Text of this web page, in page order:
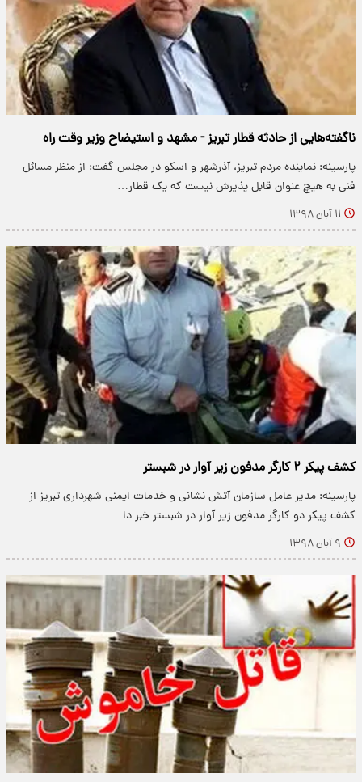
ناگفته‌هایی از حادثه قطار تبریز - مشهد و استیضاح وزیر وقت راه
پارسینه: نماینده مردم تبریز، آذرشهر و اسکو در مجلس گفت: از منظر مسائل
فنی به هیچ عنوان قابل پذیرش نیست که یک قطار…
۱۱ آبان ۱۳۹۸
کشف پیکر ۲ کارگر مدفون زیر آوار در شبستر
پارسینه: مدیر عامل سازمان آتش نشانی و خدمات ایمنی شهرداری تبریز از
کشف پیکر دو کارگر مدفون زیر آوار در شبستر خبر دا…
۹ آبان ۱۳۹۸